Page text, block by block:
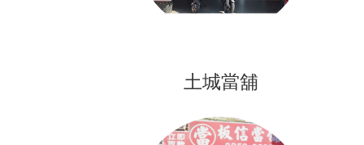
土城當舖